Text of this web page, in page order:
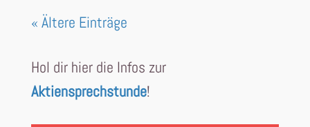
« Ältere Einträge
Hol dir hier die Infos zur
Aktiensprechstunde!